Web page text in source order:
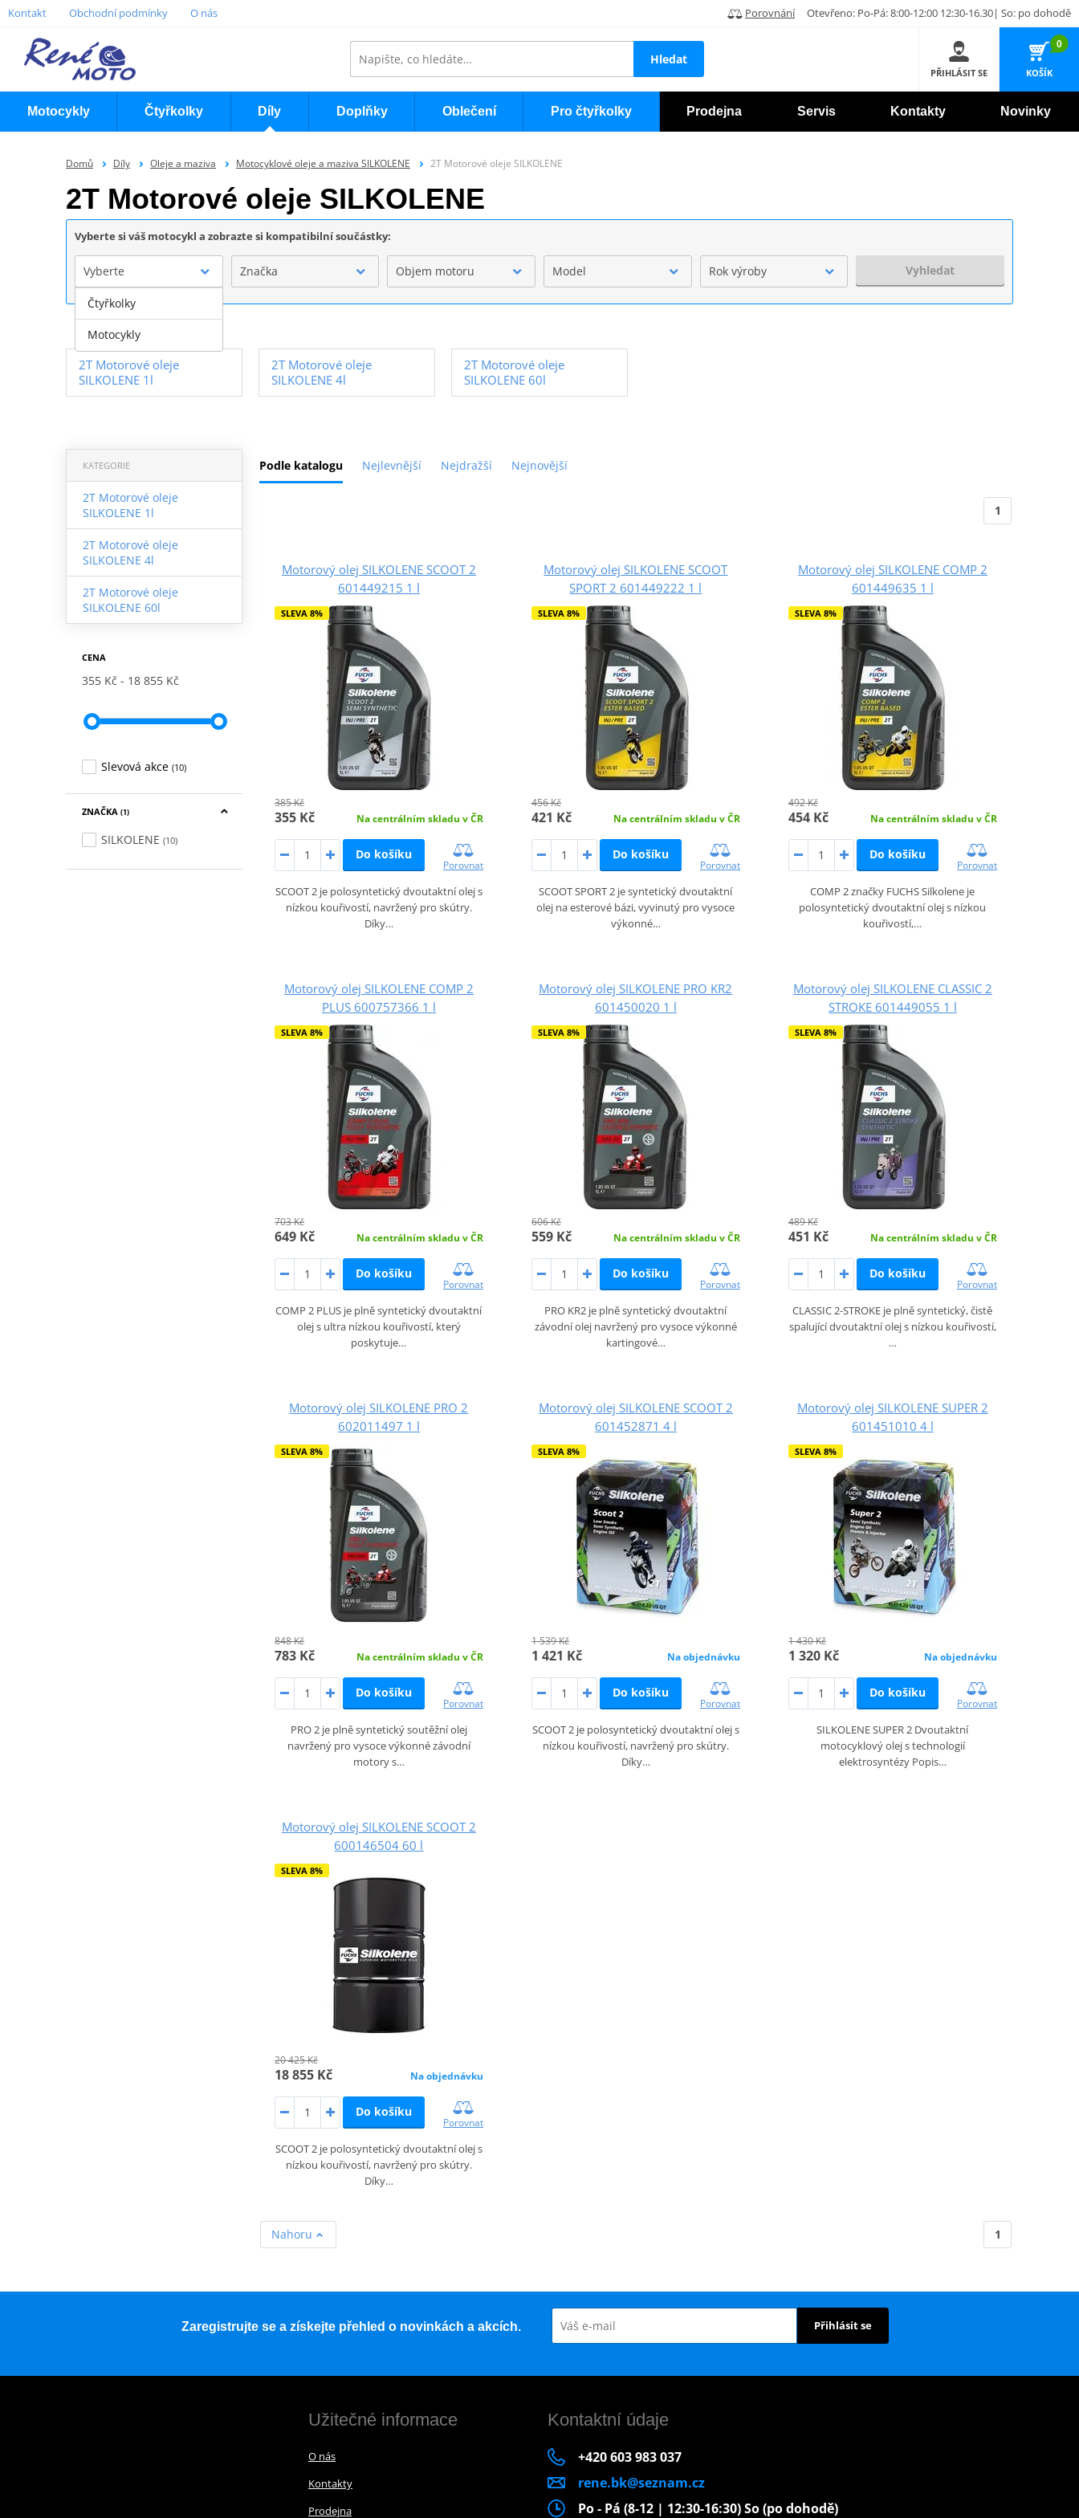
Kontakt Obchodní podmínky O nás Porovnání Otevřeno: Po-Pá: 8:00-12:00 12:30-16.30| So: po dohodě
Hledat
PŘIHLÁSIT SE
0
KOŠÍK
Motocykly Čtyřkolky Díly Doplňky Oblečení Pro čtyřkolky Prodejna Servis Kontakty Novinky
Domů Díly Oleje a maziva Motocyklové oleje a maziva SILKOLENE 2T Motorové oleje SILKOLENE
2T Motorové oleje SILKOLENE
Vyberte si váš motocykl a zobrazte si kompatibilní součástky:
Vyberte Značka Objem motoru Model Rok výroby Vyhledat
2T Motorové oleje
SILKOLENE 1l
2T Motorové oleje
SILKOLENE 4l
2T Motorové oleje
SILKOLENE 60l
Podle katalogu Nejlevnější Nejdražší Nejnovější
KATEGORIE
2T Motorové oleje
SILKOLENE 1l
2T Motorové oleje
SILKOLENE 4l
2T Motorové oleje
SILKOLENE 60l
CENA
355 Kč 18 855 Kč
Slevová akce (10)
ZNAČKA (1)
SILKOLENE (10)
1
Motorový olej SILKOLENE SCOOT 2
601449215 1 l
SLEVA 8%
385 Kč
355 Kč Na centrálním skladu v ČR
Do košíku
Porovnat
SCOOT 2 je polosyntetický dvoutaktní olej s
nízkou kouřivostí, navržený pro skútry.
Díky…
Motorový olej SILKOLENE SCOOT
SPORT 2 601449222 1 l
SLEVA 8%
456 Kč
421 Kč Na centrálním skladu v ČR
Do košíku
Porovnat
SCOOT SPORT 2 je syntetický dvoutaktní
olej na esterové bázi, vyvinutý pro vysoce
výkonné…
Motorový olej SILKOLENE COMP 2
601449635 1 l
SLEVA 8%
492 Kč
454 Kč Na centrálním skladu v ČR
Do košíku
Porovnat
COMP 2 značky FUCHS Silkolene je
polosyntetický dvoutaktní olej s nízkou
kouřivostí,…
Motorový olej SILKOLENE COMP 2
PLUS 600757366 1 l
SLEVA 8%
703 Kč
649 Kč Na centrálním skladu v ČR
Do košíku
Porovnat
COMP 2 PLUS je plně syntetický dvoutaktní
olej s ultra nízkou kouřivostí, který
poskytuje…
Motorový olej SILKOLENE PRO KR2
601450020 1 l
SLEVA 8%
606 Kč
559 Kč Na centrálním skladu v ČR
Do košíku
Porovnat
PRO KR2 je plně syntetický dvoutaktní
závodní olej navržený pro vysoce výkonné
kartingové…
Motorový olej SILKOLENE CLASSIC 2
STROKE 601449055 1 l
SLEVA 8%
489 Kč
451 Kč Na centrálním skladu v ČR
Do košíku
Porovnat
CLASSIC 2-STROKE je plně syntetický, čistě
spalující dvoutaktní olej s nízkou kouřivostí,
…
Motorový olej SILKOLENE PRO 2
602011497 1 l
SLEVA 8%
848 Kč
783 Kč Na centrálním skladu v ČR
Do košíku
Porovnat
PRO 2 je plně syntetický soutěžní olej
navržený pro vysoce výkonné závodní
motory s…
Motorový olej SILKOLENE SCOOT 2
601452871 4 l
SLEVA 8%
1 539 Kč
1 421 Kč Na objednávku
Do košíku
Porovnat
SCOOT 2 je polosyntetický dvoutaktní olej s
nízkou kouřivostí, navržený pro skútry.
Díky…
Motorový olej SILKOLENE SUPER 2
601451010 4 l
SLEVA 8%
1 430 Kč
1 320 Kč Na objednávku
Do košíku
Porovnat
SILKOLENE SUPER 2 Dvoutaktní
motocyklový olej s technologií
elektrosyntézy Popis…
Motorový olej SILKOLENE SCOOT 2
600146504 60 l
SLEVA 8%
20 425 Kč
18 855 Kč Na objednávku
Do košíku
Porovnat
SCOOT 2 je polosyntetický dvoutaktní olej s
nízkou kouřivostí, navržený pro skútry.
Díky…
1
Nahoru
Zaregistrujte se a získejte přehled o novinkách a akcích. Přihlásit se
Užitečné informace
O nás
Kontakty
Prodejna
Kontaktní údaje
+420 603 983 037
rene.bk@seznam.cz
Po - Pá (8-12 | 12:30-16:30) So (po dohodě)
Čtyřkolky
Motocykly